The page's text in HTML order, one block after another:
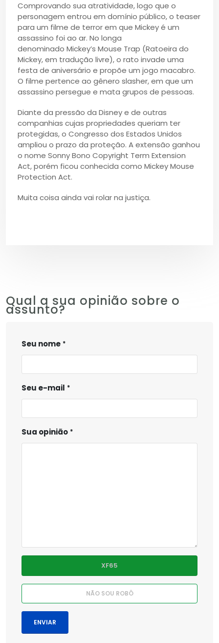
Comprovando sua atratividade, logo que o
personagem entrou em domínio público, o teaser
para um filme de terror em que Mickey é um
assassino foi ao ar. No longa
denominado Mickey’s Mouse Trap (Ratoeira do
Mickey, em tradução livre), o rato invade uma
festa de aniversário e propõe um jogo macabro.
O filme pertence ao gênero slasher, em que um
assassino persegue e mata grupos de pessoas.
Diante da pressão da Disney e de outras
companhias cujas propriedades queriam ter
protegidas, o Congresso dos Estados Unidos
ampliou o prazo da proteção. A extensão ganhou
o nome Sonny Bono Copyright Term Extension
Act, porém ficou conhecida como Mickey Mouse
Protection Act.
Muita coisa ainda vai rolar na justiça.
Qual a sua opinião sobre o
assunto?
Seu nome
Seu e-mail
Sua opinião